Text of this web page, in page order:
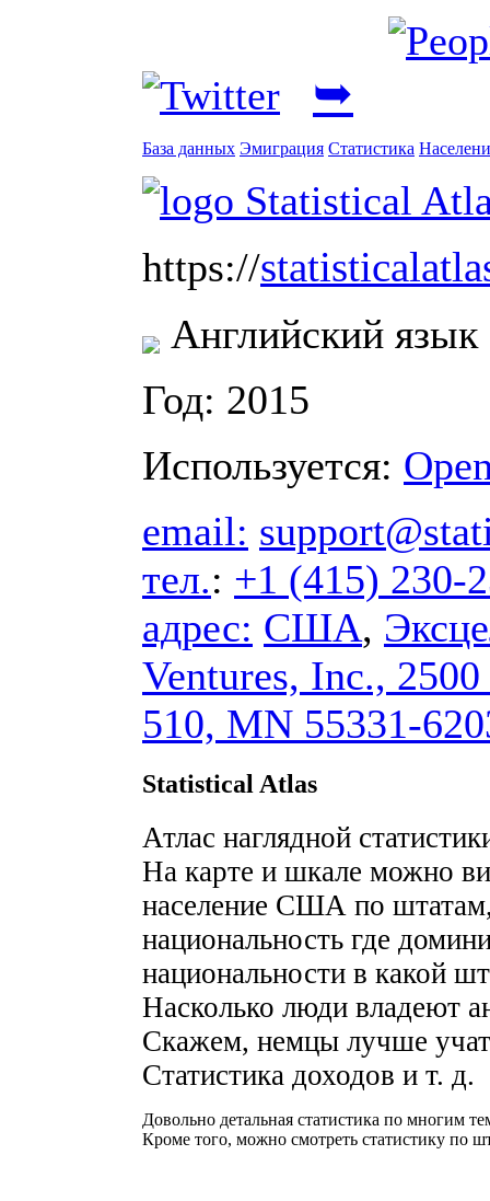
➥
База данных Эмиграция Статистика
https://
Английский язык
Год: 2015
Используется:
email:
тел.: +1 (415) 230-
адрес: США,
Ventures, Inc.,
510, MN 55331-
Statistical Atlas
Атлас наглядной
На карте и шкале можно
население США по
национальность где
национальности в какой
Насколько люди владеют
Скажем, немцы лучше учат
Статистика доходов и т. д.
Довольно детальная статистика по многим
Кроме того, можно смотреть статистику по